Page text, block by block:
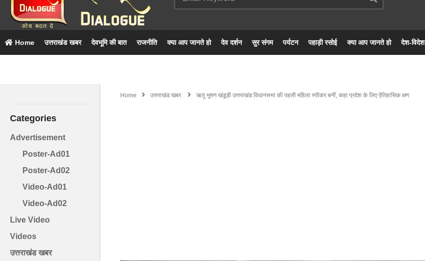
Home उत्तराखंड खबर देवभूमि की बात राजनीति क्या आप जानते हो देव दर्शन सुर संगम पर्यटन पहाड़ी रसोई क्या आप जानते हो देश-विदेश
Categories
Advertisement
Poster-Ad01
Poster-Ad02
Video-Ad01
Video-Ad02
Live Video
Videos
उत्तराखंड खबर
Home उत्तराखंड खबर ऋतु भूषण खंडूड़ी उत्तराखंड विधानसभा की पहली महिला स्पीकर बनीं, कहा प्रदेश के लिए ऐतिहासिक क्षण